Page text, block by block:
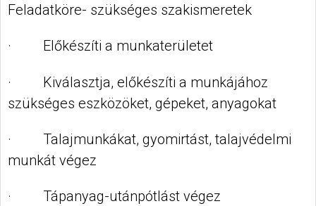
Feladatköre- szükséges szakismeretek
· Előkészíti a munkaterületet
· Kiválasztja, előkészíti a munkájához
szükséges eszközöket, gépeket, anyagokat
· Talajmunkákat, gyomirtást, talajvédelmi
munkát végez
· Tápanyag-utánpótlást végez